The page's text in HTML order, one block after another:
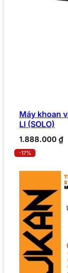
Máy khoan
LI (SOLO)
1.888.000 ₫
-17%